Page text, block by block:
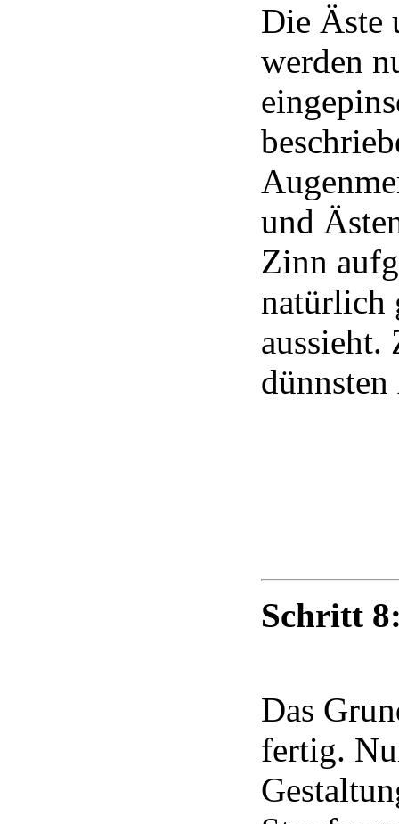
Die Äste
werden
und
Zinn
natürlich
aussieht.
dünnsten
Schritt
Das
fertig.